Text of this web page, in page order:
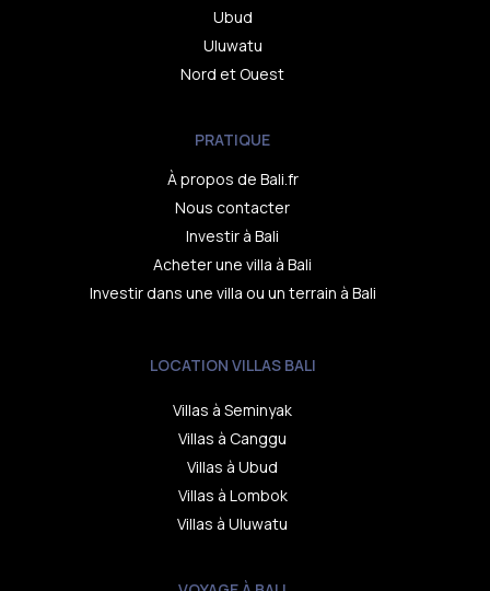
Ubud
Uluwatu
Nord et Ouest
PRATIQUE
À propos de Bali.fr
Nous contacter
Investir à Bali
Acheter une villa à Bali
Investir dans une villa ou un terrain à Bali
LOCATION VILLAS BALI
Villas à Seminyak
Villas à Canggu
Villas à Ubud
Villas à Lombok
Villas à Uluwatu